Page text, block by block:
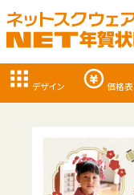
デザイン 価格表